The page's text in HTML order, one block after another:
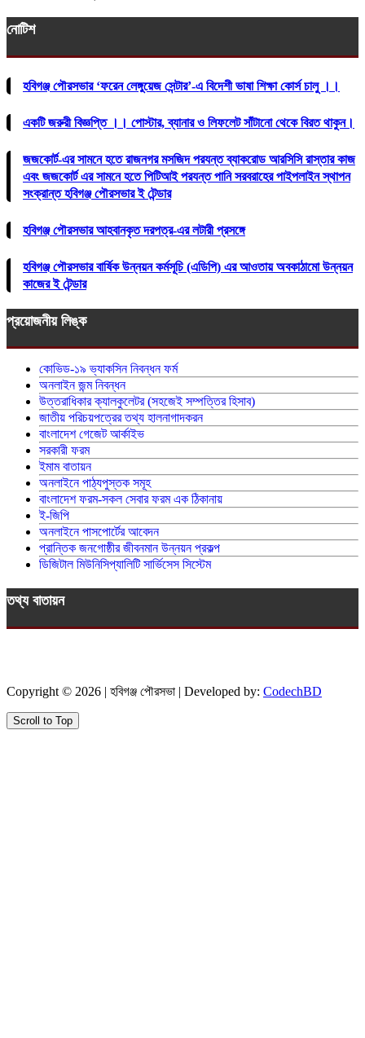
নোটিশ
হবিগঞ্জ পৌরসভার ‘ফরেন লেঙ্গুয়েজ সেন্টার’-এ বিদেশী ভাষা শিক্ষা কোর্স চালু ।।
একটি জরুরী বিজ্ঞপ্তি ।। পোস্টার, ব্যানার ও লিফলেট সাঁটানো থেকে বিরত থাকুন।
জজকোর্ট-এর সামনে হতে রাজনগর মসজিদ পরযন্ত ব্যাকরোড আরসিসি রাস্তার কাজ
এবং জজকোর্ট এর সামনে হতে পিটিআই পরযন্ত পানি সরবরাহের পাইপলাইন স্থাপন
সংক্রান্ত হবিগঞ্জ পৌরসভার ই টেন্ডার
হবিগঞ্জ পৌরসভার আহবানকৃত দরপত্র-এর লটারী প্রসঙ্গে
হবিগঞ্জ পৌরসভার বার্ষিক উন্নয়ন কর্মসূচি (এডিপি) এর আওতায় অবকাঠামো উন্নয়ন
কাজের ই টেন্ডার
প্রয়োজনীয় লিঙ্ক
কোভিড-১৯ ভ্যাকসিন নিবন্ধন ফর্ম
অনলাইন জন্ম নিবন্ধন
উত্তরাধিকার ক্যালকুলেটর (সহজেই সম্পত্তির হিসাব)
জাতীয় পরিচয়পত্রের তথ্য হালনাগাদকরন
বাংলাদেশ গেজেট আর্কাইভ
সরকারী ফরম
ইমাম বাতায়ন
অনলাইনে পাঠ্যপুস্তক সমূহ
বাংলাদেশ ফরম-সকল সেবার ফরম এক ঠিকানায়
ই-জিপি
অনলাইনে পাসপোর্টের আবেদন
প্রান্তিক জনগোষ্ঠীর জীবনমান উন্নয়ন প্রকল্প
ডিজিটাল মিউনিসিপ্যালিটি সার্ভিসেস সিস্টেম
তথ্য বাতায়ন
Copyright © 2026 | হবিগঞ্জ পৌরসভা | Developed by: CodechBD
Scroll to Top